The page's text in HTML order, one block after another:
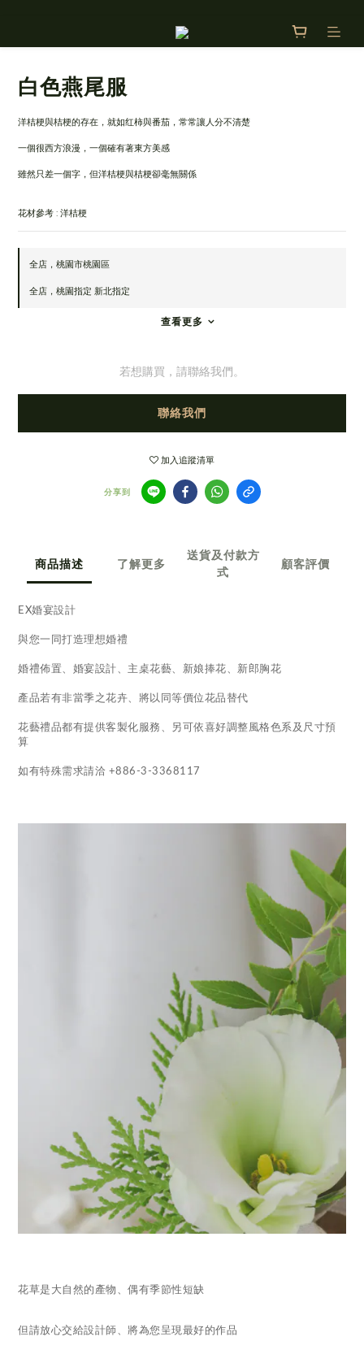
白色燕尾服
洋桔梗與桔梗的存在，就如红柿與番茄，常常讓人分不清楚
一個很西方浪漫，一個確有著東方美感
雖然只差一個字，但洋桔梗與桔梗卻毫無關係
花材參考 : 洋桔梗
全店，桃園市桃園區
全店，桃園指定 新北指定
查看更多
若想購買，請聯絡我們。
聯絡我們
加入追蹤清單
分享到
商品描述 了解更多
送貨及付款方
式
顧客評價
EX婚宴設計
與您一同打造理想婚禮
婚禮佈置、婚宴設計、主桌花藝、新娘捧花、新郎胸花
產品若有非當季之花卉、將以同等價位花品替代
花藝禮品都有提供客製化服務、另可依喜好調整風格色系及尺寸預
算
如有特殊需求請洽 +886-3-3368117
花草是大自然的產物、偶有季節性短缺
但請放心交給設計師、將為您呈現最好的作品